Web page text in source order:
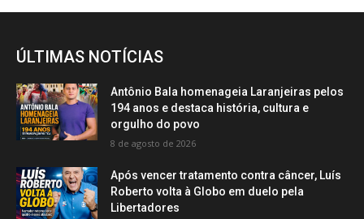
ÚLTIMAS NOTÍCIAS
Antônio Bala homenageia Laranjeiras pelos
194 anos e destaca história, cultura e
orgulho do povo
8 de agosto de 2026
Após vencer tratamento contra câncer, Luís
Roberto volta à Globo em duelo pela
Libertadores